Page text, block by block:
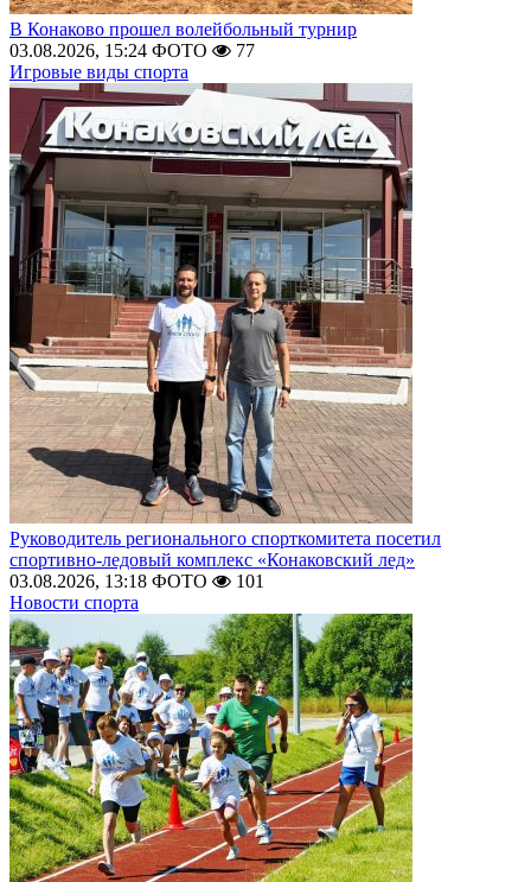
В Конаково прошел волейбольный турнир
03.08.2026, 15:24 ФОТО
77
Игровые виды спорта
Руководитель регионального спорткомитета посетил
спортивно-ледовый комплекс «Конаковский лед»
03.08.2026, 13:18 ФОТО
101
Новости спорта